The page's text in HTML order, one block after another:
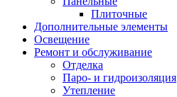
Плиточные
Дополнительные элементы
Освещение
Ремонт и обслуживание
Отделка
Паро- и гидроизоляция
Утепление